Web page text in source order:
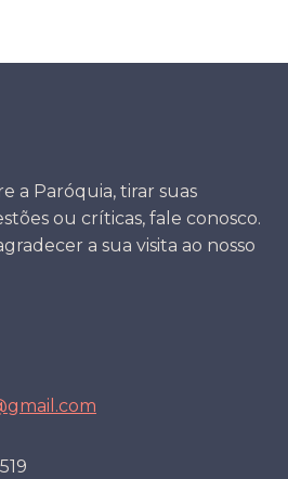
a Paróquia, tirar suas
ou críticas, fale conosco.
a sua visita ao nosso